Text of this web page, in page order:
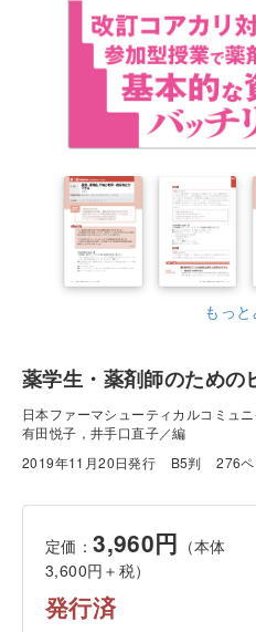
もっと
薬学生・薬剤師のため
日本ファーマシューティカルコミュ
有田悦子，井手口直子／編
2019年11月20日発行
B5判 276
定価：3,960円 （本体
3,600円＋税）
発行済